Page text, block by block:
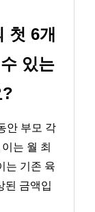
첫 6개
있는
안 부모 각
는 월 최
는 기존 육
된 금액입